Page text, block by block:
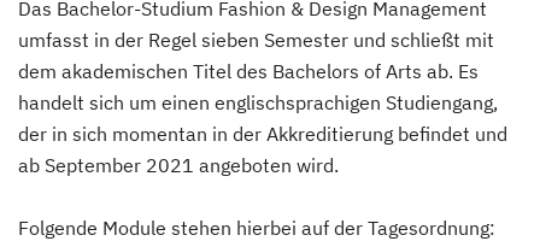
Das Bachelor-Studium Fashion & Design Management
umfasst in der Regel sieben Semester und schließt mit
dem akademischen Titel des Bachelors of Arts ab. Es
handelt sich um einen englischsprachigen Studiengang,
der in sich momentan in der Akkreditierung befindet und
ab September 2021 angeboten wird.
Folgende Module stehen hierbei auf der Tagesordnung: